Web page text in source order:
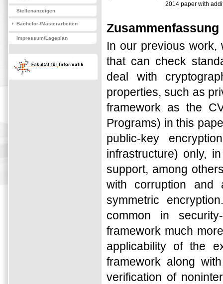
Stellenanzeigen
Bachelor-/Masterarbeiten
Impressum/Lageplan
2014 paper with
Zusammenfassung
In our previous work,
that can check
deal with
properties, such as
framework as the
Programs) in this
public-key
infrastructure) only,
support, among
with corruption and
symmetric
common in
framework much
applicability of the
framework along
verification of